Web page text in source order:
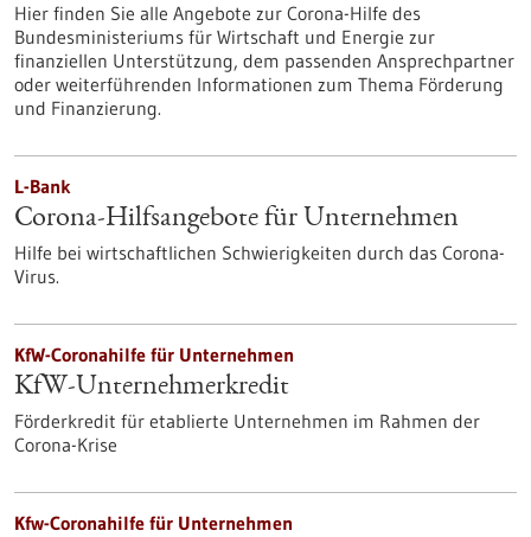
Hier finden Sie alle Angebote zur Corona-Hilfe des
Bundesministeriums für Wirtschaft und Energie zur
finanziellen Unterstützung, dem passenden Ansprechpartner
oder weiterführenden Informationen zum Thema Förderung
und Finanzierung.
L-Bank
Corona-Hilfsangebote für Unternehmen
Hilfe bei wirt­schaft­lichen Schwierig­keiten durch das Corona-
Virus.
KfW-Coronahilfe für Unternehmen
KfW-Unternehmer­kredit
Förderkredit für etablierte Unternehmen im Rahmen der
Corona-Krise
Kfw-Coronahilfe für Unternehmen